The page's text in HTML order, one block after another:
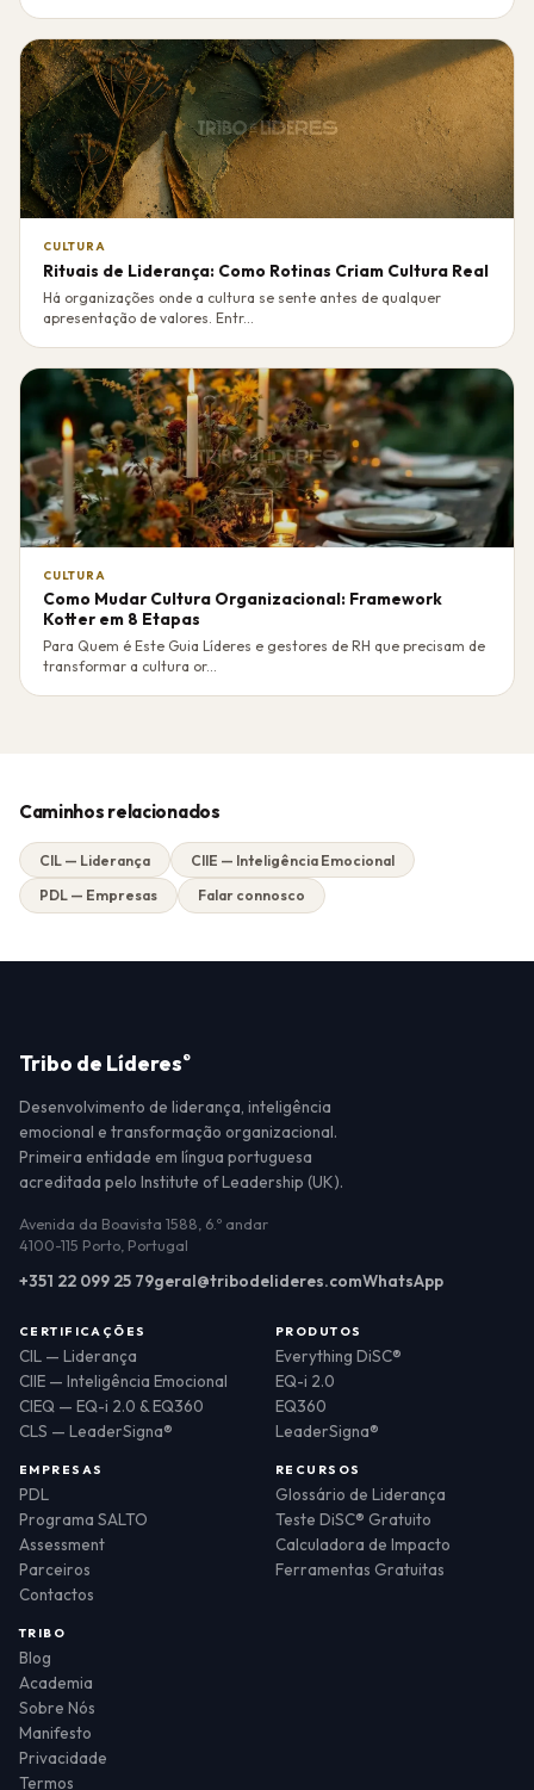
CULTURA
Rituais de Liderança: Como Rotinas Criam Cultura Real
Há organizações onde a cultura se sente antes de qualquer
apresentação de valores. Entr...
CULTURA
Como Mudar Cultura Organizacional: Framework
Kotter em 8 Etapas
Para Quem é Este Guia Líderes e gestores de RH que precisam de
transformar a cultura or...
Caminhos relacionados
CIL — Liderança
CIIE — Inteligência Emocional
PDL — Empresas
Falar connosco
Tribo de Líderes®
Desenvolvimento de liderança, inteligência
emocional e transformação organizacional.
Primeira entidade em língua portuguesa
acreditada pelo Institute of Leadership (UK).
Avenida da Boavista 1588, 6.º andar
4100-115 Porto, Portugal
+351 22 099 25 79geral@tribodelideres.comWhatsApp
CERTIFICAÇÕES
CIL — Liderança
CIIE — Inteligência Emocional
CIEQ — EQ-i 2.0 & EQ360
CLS — LeaderSigna®
PRODUTOS
Everything DiSC®
EQ-i 2.0
EQ360
LeaderSigna®
EMPRESAS
PDL
Programa SALTO
Assessment
Parceiros
Contactos
RECURSOS
Glossário de Liderança
Teste DiSC® Gratuito
Calculadora de Impacto
Ferramentas Gratuitas
TRIBO
Blog
Academia
Sobre Nós
Manifesto
Privacidade
Termos